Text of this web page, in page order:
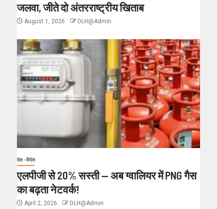
जलवा, जीते दो अंतरराष्ट्रीय खिताब
August 1, 2026 DLH@Admin
देश - विदेश
एलपीजी से 20% सस्ती — अब ग्वालियर में PNG गैस
का बढ़ता नेटवर्क!
April 2, 2026 DLH@Admin